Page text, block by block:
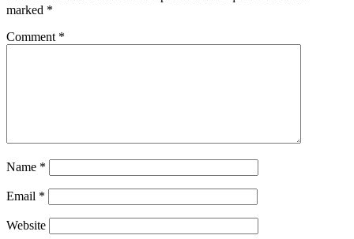
marked *
Comment *
Name *
Email *
Website